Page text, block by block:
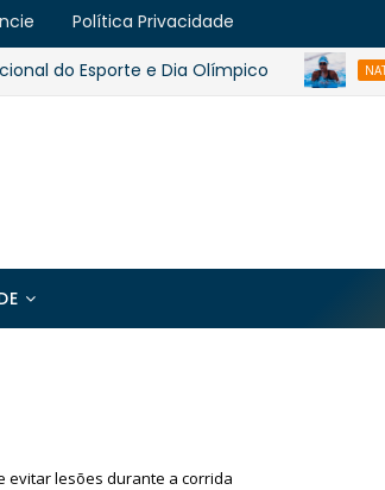
Política Privacidade
Esporte e Dia Olímpico NATAÇÃO
evitar lesões durante a corrida